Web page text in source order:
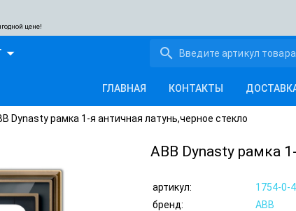
цене!
arrow_drop_down search
ГЛАВНАЯ КОНТАКТЫ
Dynasty рамка 1-я античная латунь,черное стекло
ABB Dynasty рамка
артикул:
1754-0-
бренд:
ABB